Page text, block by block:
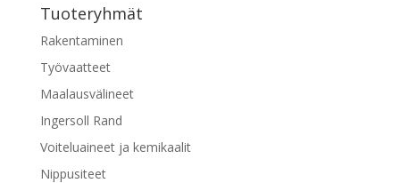
Tuoteryhmät
Rakentaminen
Työvaatteet
Maalausvälineet
Ingersoll Rand
Voiteluaineet ja kemikaalit
Nippusiteet